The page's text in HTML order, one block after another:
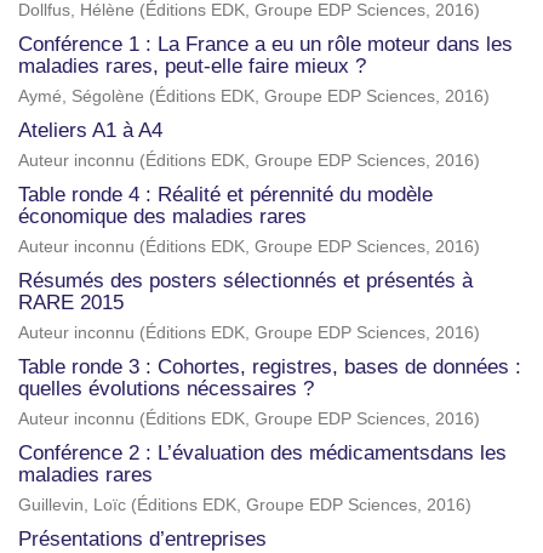
Dollfus, Hélène (Éditions EDK, Groupe EDP Sciences, 2016)
Conférence 1 : La France a eu un rôle moteur dans les
maladies rares, peut-elle faire mieux ?
Aymé, Ségolène (Éditions EDK, Groupe EDP Sciences, 2016)
Ateliers A1 à A4
Auteur inconnu (Éditions EDK, Groupe EDP Sciences, 2016)
Table ronde 4 : Réalité et pérennité du modèle
économique des maladies rares
Auteur inconnu (Éditions EDK, Groupe EDP Sciences, 2016)
Résumés des posters sélectionnés et présentés à
RARE 2015
Auteur inconnu (Éditions EDK, Groupe EDP Sciences, 2016)
Table ronde 3 : Cohortes, registres, bases de données :
quelles évolutions nécessaires ?
Auteur inconnu (Éditions EDK, Groupe EDP Sciences, 2016)
Conférence 2 : L’évaluation des médicamentsdans les
maladies rares
Guillevin, Loïc (Éditions EDK, Groupe EDP Sciences, 2016)
Présentations d’entreprises